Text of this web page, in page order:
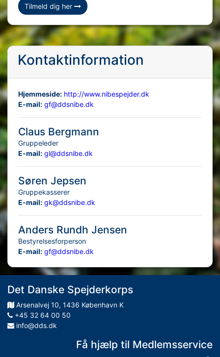
Tilmeld dig her
Kontaktinformation
Hjemmeside: http://www.nibespejder.dk
E-mail: gf@ddsnibe.dk
Claus Bergmann
Gruppeleder
E-mail: gl@ddsnibe.dk
Søren Jepsen
Gruppekasserer
E-mail: gk@ddsnibe.dk
Anders Rundh Jensen
Bestyrelsesforperson
E-mail: gf@ddsnibe.dk
Det Danske Spejderkorps
Arsenalvej 10, 1436 København K
+45 32 64 00 50
info@dds.dk
Få hjælp til Medlemsservice